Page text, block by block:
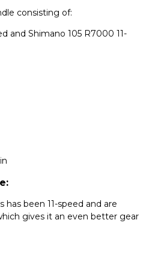
consisting of:
and Shimano 105 R7000 11-
has been 11-speed and are
gives it an even better gear